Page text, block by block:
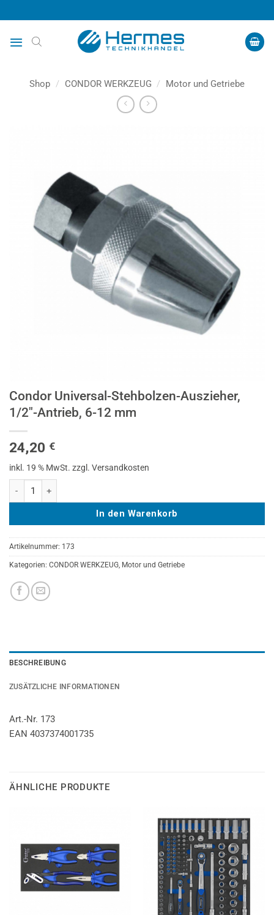
Inhalt
springen
Shop / CONDOR WERKZEUG / Motor und Getriebe
Condor Universal-Stehbolzen-Auszieher,
1/2″-Antrieb, 6-12 mm
24,20 €
inkl. 19 % MwSt. zzgl. Versandkosten
Condor Universal-Stehbolzen-Auszieher, 1/2"-Antrieb, 6-12 mm Menge
In den Warenkorb
Artikelnummer: 173
Kategorien: CONDOR WERKZEUG, Motor und Getriebe
BESCHREIBUNG
ZUSÄTZLICHE INFORMATIONEN
Art.-Nr. 173
EAN 4037374001735
ÄHNLICHE PRODUKTE